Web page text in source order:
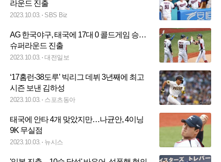
라운드 진출
2023.10.03. SBS Biz
AG 한국야구, 태국에 17대 0 콜드게임 승…
슈퍼라운드 진출
2023.10.03. 대전일보
‘17홈런-38도루’ 빅리그 데뷔 3년째에 최고
시즌 보낸 김하성
2023.10.03. 스포츠동아
태국에 안타 4개 맞았지만…나균안, 4이닝
9K 무실점
2023.10.03. 뉴시스